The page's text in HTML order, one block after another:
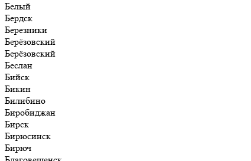
Белый
Бердск
Березники
Берёзовский
Берёзовский
Беслан
Бийск
Бикин
Билибино
Биробиджан
Бирск
Бирюсинск
Бирюч